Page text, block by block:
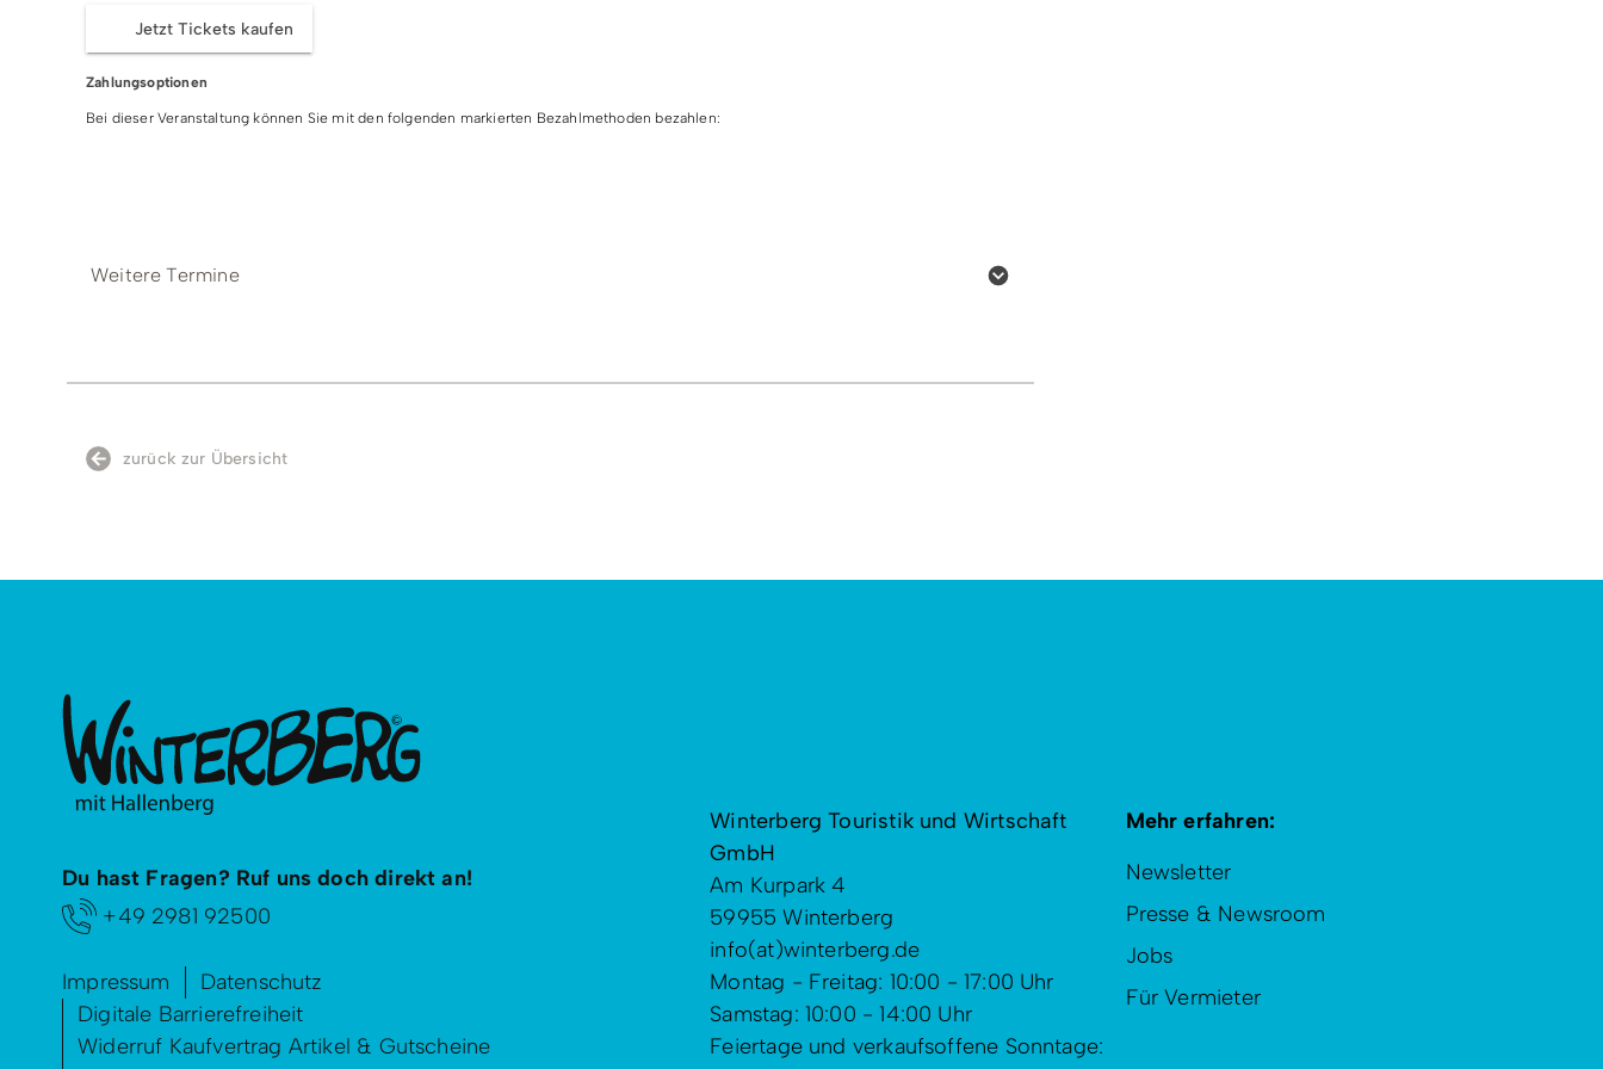
Jetzt Tickets kaufen
Zahlungsoptionen
Bei dieser Veranstaltung können Sie mit den folgenden markierten Bezahlmethoden bezahlen:
Weitere Termine
zurück zur Übersicht
Du hast Fragen? Ruf uns doch direkt an!
+49 2981 92500
Impressum
Datenschutz
Digitale Barrierefreiheit
Widerruf Kaufvertrag Artikel & Gutscheine
Winterberg Touristik und Wirtschaft
GmbH
Am Kurpark 4
59955 Winterberg
info(at)winterberg.de
Montag - Freitag: 10:00 - 17:00 Uhr
Samstag: 10:00 - 14:00 Uhr
Feiertage und verkaufsoffene Sonntage:
Mehr erfahren:
Newsletter
Presse & Newsroom
Jobs
Für Vermieter